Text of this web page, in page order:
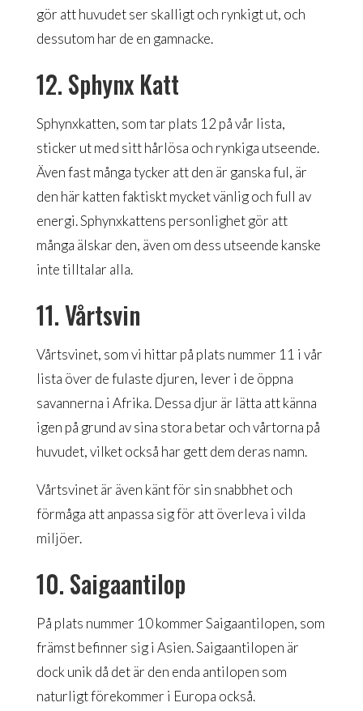
gör att huvudet ser skalligt och rynkigt ut, och
dessutom har de en gamnacke.
12. Sphynx Katt
Sphynxkatten, som tar plats 12 på vår lista,
sticker ut med sitt hårlösa och rynkiga utseende.
Även fast många tycker att den är ganska ful, är
den här katten faktiskt mycket vänlig och full av
energi. Sphynxkattens personlighet gör att
många älskar den, även om dess utseende kanske
inte tilltalar alla.
11. Vårtsvin
Vårtsvinet, som vi hittar på plats nummer 11 i vår
lista över de fulaste djuren, lever i de öppna
savannerna i Afrika. Dessa djur är lätta att känna
igen på grund av sina stora betar och vårtorna på
huvudet, vilket också har gett dem deras namn.
Vårtsvinet är även känt för sin snabbhet och
förmåga att anpassa sig för att överleva i vilda
miljöer.
10. Saigaantilop
På plats nummer 10 kommer Saigaantilopen, som
främst befinner sig i Asien. Saigaantilopen är
dock unik då det är den enda antilopen som
naturligt förekommer i Europa också.